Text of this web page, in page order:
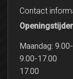
Contact
9.00-
17.00